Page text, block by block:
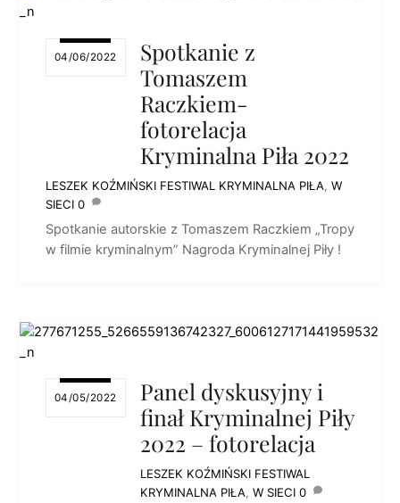
04/06/2022
Spotkanie z
Tomaszem
Raczkiem-
fotorelacja
Kryminalna Piła 2022
LESZEK KOŹMIŃSKI FESTIWAL KRYMINALNA PIŁA, W
SIECI 0
Spotkanie autorskie z Tomaszem Raczkiem „Tropy
w filmie kryminalnym” Nagroda Kryminalnej Piły !
04/05/2022
Panel dyskusyjny i
finał Kryminalnej Piły
2022 – fotorelacja
LESZEK KOŹMIŃSKI FESTIWAL
KRYMINALNA PIŁA, W SIECI 0